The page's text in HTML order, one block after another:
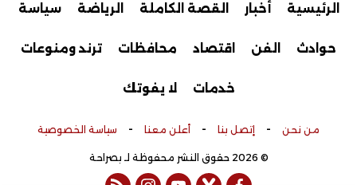
الرئيسية أخبار القصة الكاملة الرياضة سياسة
حوادث الفن اقتصاد محافظات ترند ومنوعات
خدمات لا يفوتك
من نحن - إتصل بنا - أعلن معنا - سياسة الخصوصية
© 2026 حقوق النشر محفوظة لـ بصراحة